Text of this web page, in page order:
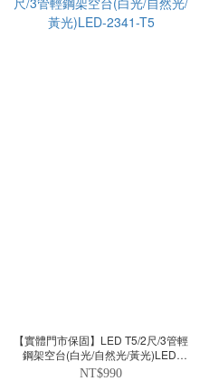
【實體門市保固】LED T5/2尺/3管輕
鋼架空台(白光/自然光/黃光)LED-
2341-T5
NT$990